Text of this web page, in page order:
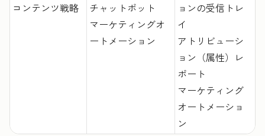
コンテンツ戦略
チャットボット
マーケティングオ
ートメーション
ョンの受信トレ
イ
アトリビューシ
ョン（属性）レ
ポート
マーケティング
オートメーショ
ン